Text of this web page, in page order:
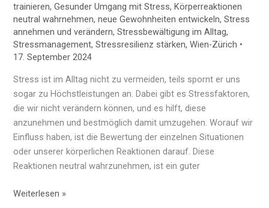
trainieren,Gesunder Umgang mit Stress,Körperreaktionen
neutral wahrnehmen,neue Gewohnheiten entwickeln,Stress
annehmen und verändern,Stressbewältigung im Alltag,
Stressmanagement,Stressresilienz stärken,Wien-Zürich •
17. September 2024
Stress ist im Alltag nicht zu vermeiden, teils spornt er uns
sogar zu Höchstleistungen an. Dabei gibt es Stressfaktoren,
die wir nicht verändern können, und es hilft, diese
anzunehmen und bestmöglich damit umzugehen. Worauf wir
Einfluss haben, ist die Bewertung der einzelnen Situationen
oder unserer körperlichen Reaktionen darauf. Diese
Reaktionen neutral wahrzunehmen, ist ein guter
Weiterlesen »